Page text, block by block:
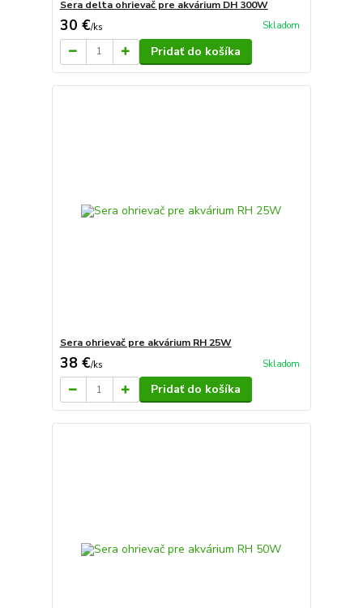
Sera delta ohrievač pre akvárium DH 300W
30 €/ks Skladom
Pridať do košíka
Sera ohrievač pre akvárium RH 25W
38 €/ks Skladom
Pridať do košíka